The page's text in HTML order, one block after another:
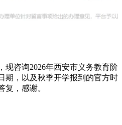
现咨询2026年西安市义务教育阶
期，以及秋季开学报到的官方时
复，感谢。